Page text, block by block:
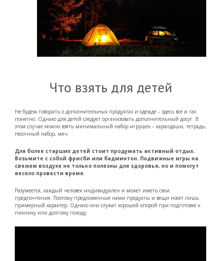
Что взять для детей
Не будем говорить о дополнительных продуктах и одежде – здесь все и так
понятно. Однако для детей следует организовать дополнительный досуг. В
этом случае можно взять минимальный набор игрушек – карандаши, тетрадь,
песочный набор, мяч.
Для более старших детей стоит продумать активный отдых.
Возьмите с собой фрисби или бадминтон. Подвижные игры на
свежем воздухе не только полезны для здоровья, но и помогут
весело провести время.
Разумеется, каждый человек индивидуален и может иметь свои
предпочтения. Поэтому предложенные нами продукты и вещи носят лишь
примерный характер. Однако они служат хорошей опорой при подготовке к
пикнику или долгому походу.